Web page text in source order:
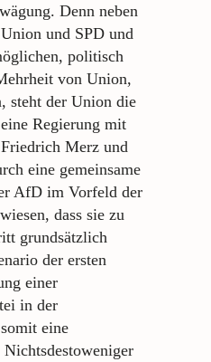
Denn neben
und SPD und
politisch
von Union,
steht der Union die
Regierung mit
Merz und
eine gemeinsame
AfD im Vorfeld der
dass sie zu
grundsätzlich
der ersten
einer
in der
eine